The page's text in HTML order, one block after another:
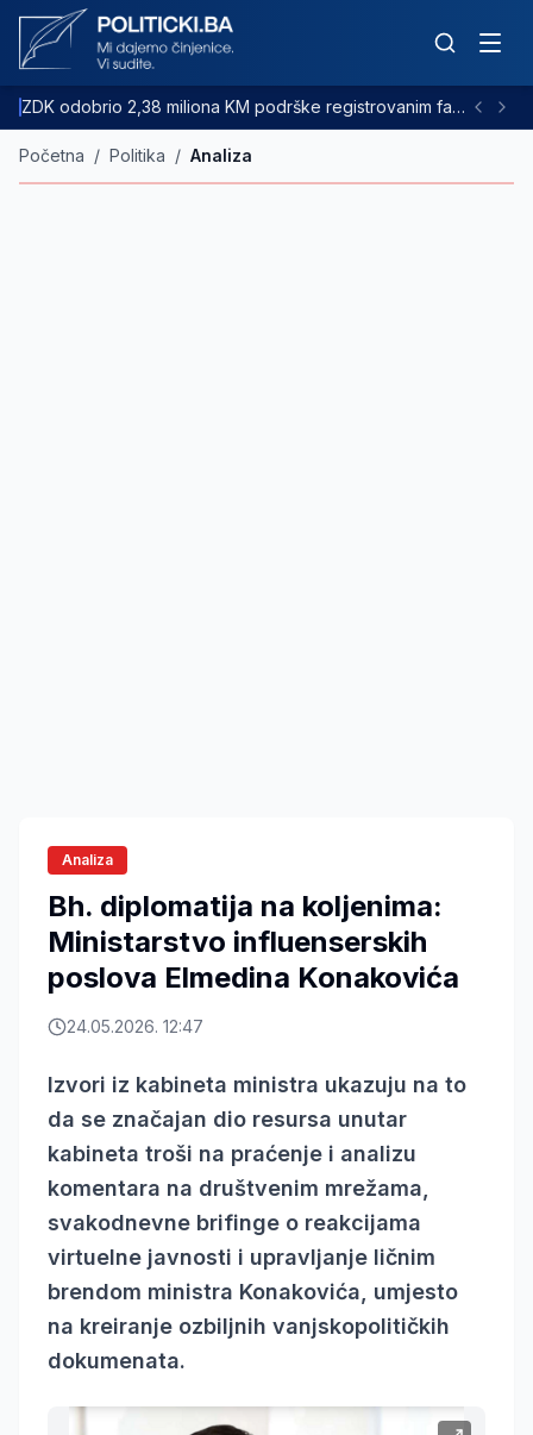
ZDK odobrio 2,38 miliona KM podrške registrovanim farmama goveda
Početna / Politika / Analiza
Analiza
Bh. diplomatija na koljenima:
Ministarstvo influenserskih
poslova Elmedina Konakovića
24.05.2026. 12:47
Izvori iz kabineta ministra ukazuju na to
da se značajan dio resursa unutar
kabineta troši na praćenje i analizu
komentara na društvenim mrežama,
svakodnevne brifinge o reakcijama
virtuelne javnosti i upravljanje ličnim
brendom ministra Konakovića, umjesto
na kreiranje ozbiljnih vanjskopolitičkih
dokumenata.